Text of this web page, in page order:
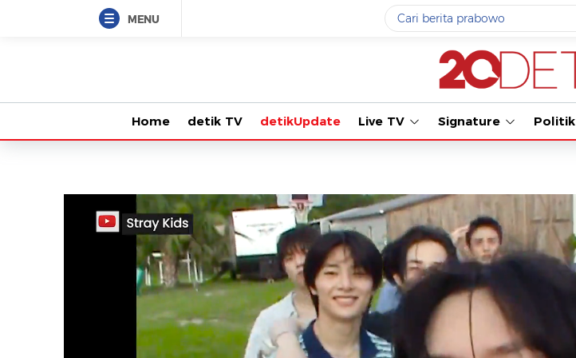
MENU
Yang sedang ramai dicari
gempa hari ini
#3gempa
#5prabowo
Promoted
Terakhir yang dicari
Loading...
Home detik TV detikUpdate Live TV Signature Politik